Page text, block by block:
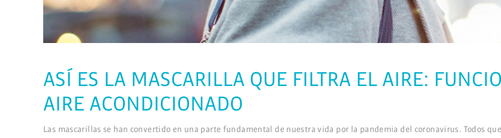
ASÍ ES LA MASCARILLA QUE FILTRA EL AIRE:
AIRE ACONDICIONADO
Las mascarillas se han convertido en una parte fundamental de nuestra vida por la pandemia del coronavirus. Todos